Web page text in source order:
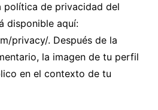
política de privacidad del
disponible aquí:
privacy/. Después de la
la imagen de tu perfil
en el contexto de tu